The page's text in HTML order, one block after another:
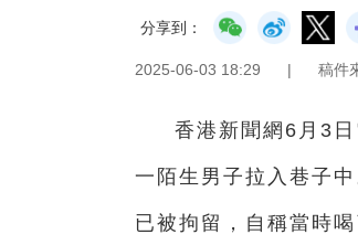
分享到：
2025-06-03 18:29 | 稿件
香港新聞網6月3
一陌生男子拉入巷子
已被拘留，自稱當時喝